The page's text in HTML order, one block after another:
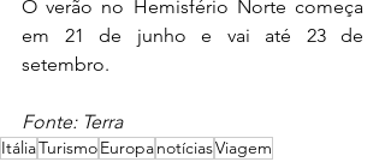
O verão no Hemisfério Norte começa
em 21 de junho e vai até 23 de
setembro.
Fonte: Terra
ItáliaTurismoEuropanotíciasViagem